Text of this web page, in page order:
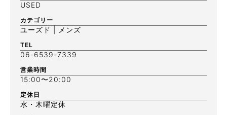
USED
カテゴリー
ユーズド | メンズ
TEL
06-6539-7339
営業時間
15:00〜20:00
定休日
水・木曜定休